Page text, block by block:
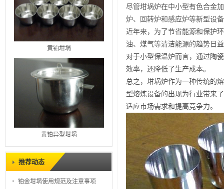
黄铂坩埚
黄铂异型坩埚
推荐动态
铂金坩埚使用规范及注意事项
尽管坩埚炉在中小型有色合金
炉、回转炉和感应炉等新型设
近年来，为了节省能源和保护
油、煤气等清洁能源的趋势日
对于小型保温炉而言，通过陶
效率，还降低了生产成本。
总之，坩埚炉作为一种传统的
型熔炼设备的出现为行业带来
适应市场需求和提高竞争力。